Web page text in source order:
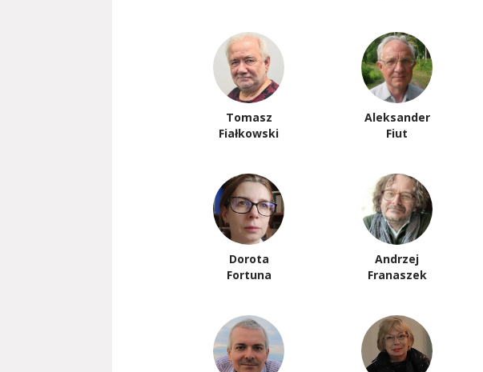
Tomasz
Fiałkowski
Aleksander
Fiut
Dorota
Fortuna
Andrzej
Franaszek